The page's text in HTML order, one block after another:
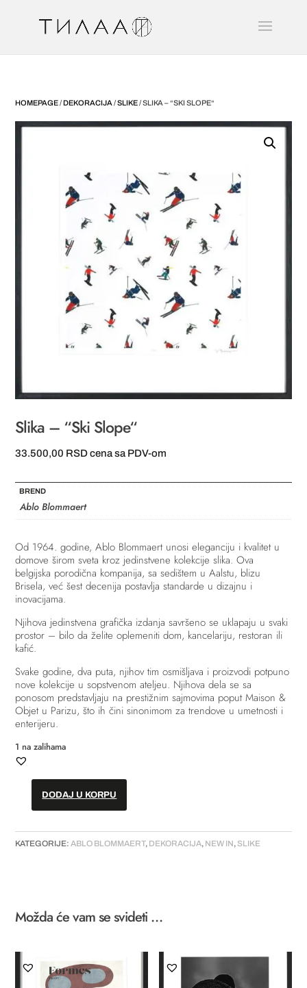
HOMEPAGE/DEKORACIJA /SLIKE/ SLIKA – “SKI SLOPE“
Slika – “Ski Slope“
33.500,00 RSD cena sa PDV-om
BREND
Ablo Blommaert
Od 1964. godine, Ablo Blommaert unosi eleganciju i kvalitet u
domove širom sveta kroz jedinstvene kolekcije slika. Ova
belgijska porodična kompanija, sa sedištem u Aalstu, blizu
Brisela, već šest decenija postavlja standarde u dizajnu i
inovacijama.
Njihova jedinstvena grafička izdanja savršeno se uklapaju u svaki
prostor – bilo da želite oplemeniti dom, kancelariju, restoran ili
kafić.
Svake godine, dva puta, njihov tim osmišljava i proizvodi potpuno
nove kolekcije u sopstvenom ateljeu. Njihova dela se sa
ponosom predstavljaju na prestižnim sajmovima poput Maison &
Objet u Parizu, što ih čini sinonimom za trendove u umetnosti i
enterijeru.
1 na zalihama
“Ski
Slope“
DODAJ U KORPU
KATEGORIJE:ABLO BLOMMAERT, DEKORACIJA, NEW IN, SLIKE
Možda će vam se svideti …